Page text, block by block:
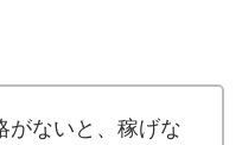
がないと、稼げな